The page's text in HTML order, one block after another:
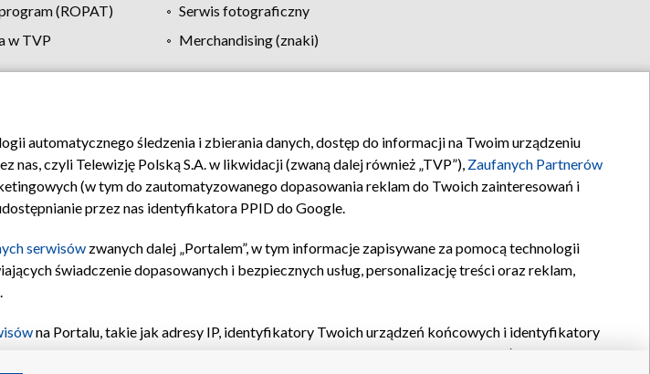
(ROPAT)
Serwis fotograficzny
w TVP
Merchandising (znaki)
Moje zgody Pomoc Biuro reklamy Kontakt
automatycznego śledzenia i zbierania danych, dostęp do informacji na Twoim urządzeniu
czyli Telewizję Polską S.A. w likwidacji (zwaną dalej również „TVP”), Zaufanych Partnerów
(w tym do zautomatyzowanego dopasowania reklam do Twoich zainteresowań i
przez nas identyfikatora PPID do Google.
serwisów zwanych dalej „Portalem”, w tym informacje zapisywane za pomocą technologii
świadczenie dopasowanych i bezpiecznych usług, personalizację treści oraz reklam,
na Portalu, takie jak adresy IP, identyfikatory Twoich urządzeń końcowych i identyfikatory
oraz pozostałych